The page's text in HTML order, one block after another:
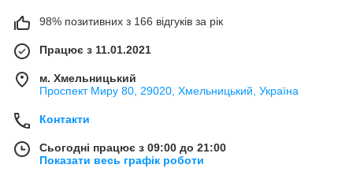
98% позитивних з 166 відгуків за рік
Працює з 11.01.2021
м. Хмельницький
Проспект Миру 80, 29020, Хмельницький, Україна
Контакти
Сьогодні працює з 09:00 до 21:00
Показати весь графік роботи